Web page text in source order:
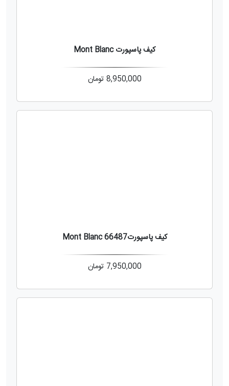
کیف پاسپورت Mont Blanc
8,950,000 تومان
کیف پاسپورت66487 Mont Blanc
7,950,000 تومان